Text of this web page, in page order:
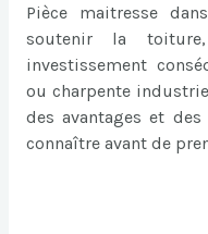
Pièce maitresse
soutenir la
investissement
ou charpente
des avantages et
connaître avant de